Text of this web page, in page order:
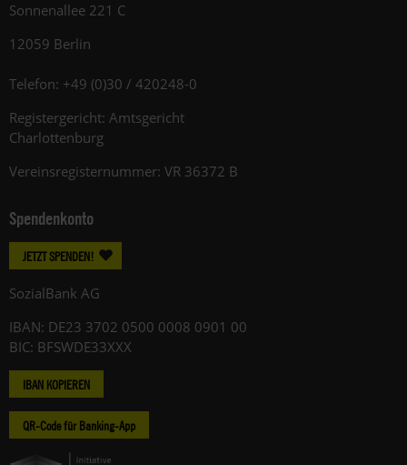
Sonnenallee 221 C
12059 Berlin
Telefon: +49 (0)30 / 420248-0
Registergericht: Amtsgericht
Charlottenburg
Vereinsregisternummer: VR 36372 B
Spendenkonto
JETZT SPENDEN!
SozialBank AG
IBAN: DE23 3702 0500 0008 0901 00
BIC: BFSWDE33XXX
IBAN KOPIEREN
QR-Code für Banking-App